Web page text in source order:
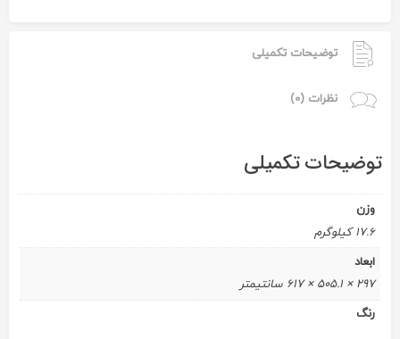
توضیحات تکمیلی
نظرات (0)
توضیحات تکمیلی
وزن
17.6 کیلوگرم
ابعاد
297 × 505.1 × 617 سانتیمتر
رنگ